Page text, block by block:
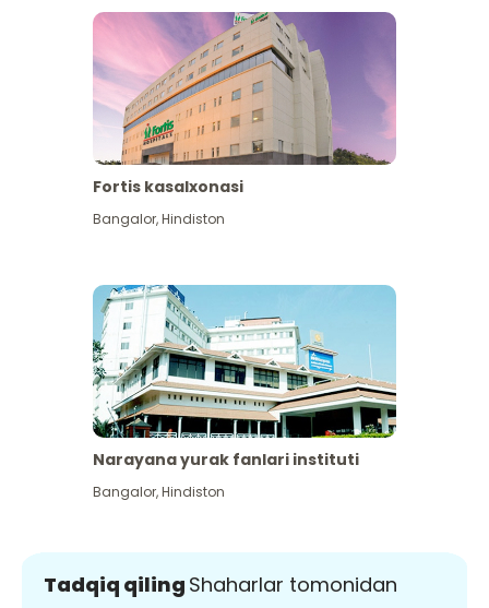
Fortis kasalxonasi
Bangalor,Hindiston
Narayana yurak fanlari instituti
Bangalor,Hindiston
Tadqiq qiling Shaharlar tomonidan